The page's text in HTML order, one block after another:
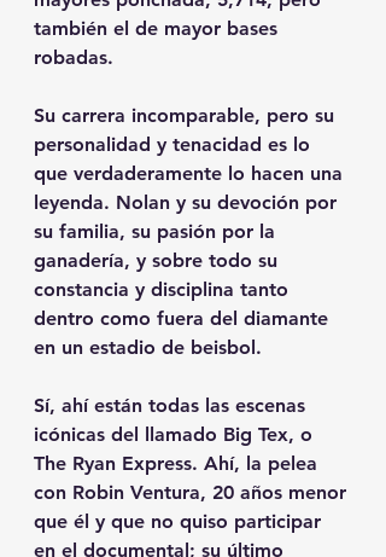
también el de mayor bases
robadas.
Su carrera incomparable, pero su
personalidad y tenacidad es lo
que verdaderamente lo hacen una
leyenda. Nolan y su devoción por
su familia, su pasión por la
ganadería, y sobre todo su
constancia y disciplina tanto
dentro como fuera del diamante
en un estadio de beisbol.
Sí, ahí están todas las escenas
icónicas del llamado Big Tex, o
The Ryan Express. Ahí, la pelea
con Robin Ventura, 20 años menor
que él y que no quiso participar
en el documental; su último